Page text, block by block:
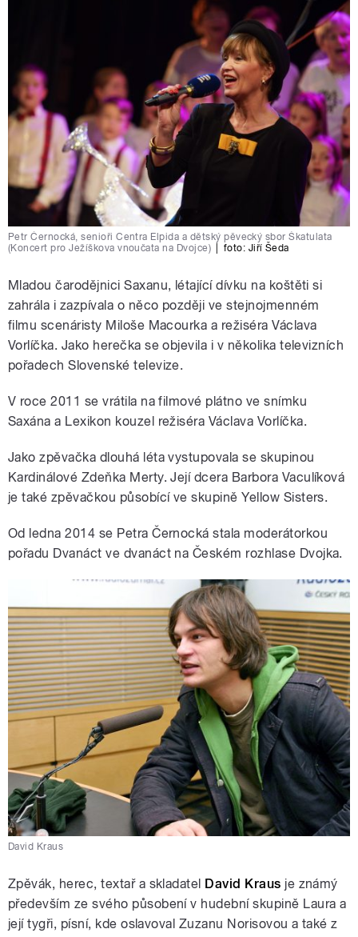
Petr Černocká, senioři Centra Elpida a dětský pěvecký sbor Škatulata
(Koncert pro Ježíškova vnoučata na Dvojce)
foto: Jiří Šeda
Mladou čarodějnici Saxanu, létající dívku na koštěti si
zahrála i zazpívala o něco později ve stejnojmenném
filmu scenáristy Miloše Macourka a režiséra Václava
Vorlíčka. Jako herečka se objevila i v několika televizních
pořadech Slovenské televize.
V roce 2011 se vrátila na filmové plátno ve snímku
Saxána a Lexikon kouzel režiséra Václava Vorlíčka.
Jako zpěvačka dlouhá léta vystupovala se skupinou
Kardinálové Zdeňka Merty. Její dcera Barbora Vaculíková
je také zpěvačkou působící ve skupině Yellow Sisters.
Od ledna 2014 se Petra Černocká stala moderátorkou
pořadu Dvanáct ve dvanáct na Českém rozhlase Dvojka.
David Kraus
Zpěvák, herec, textař a skladatel David Kraus je známý
především ze svého působení v hudební skupině Laura a
její tygři, písní, kde oslavoval Zuzanu Norisovou a také z